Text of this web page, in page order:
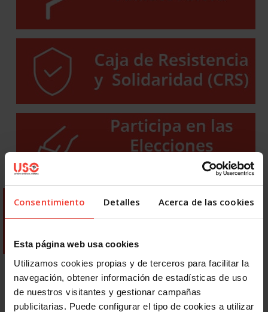
Consentimiento Detalles Acerca de las cookies
Esta página web usa cookies
Utilizamos cookies propias y de terceros para facilitar la
navegación, obtener información de estadísticas de uso
de nuestros visitantes y gestionar campañas
publicitarias. Puede configurar el tipo de cookies a utilizar